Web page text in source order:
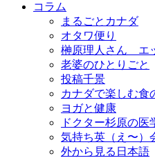
コラム
まるごとカナダ
オタワ便り
榊原理人さん エ
老婆のひとりごと
投稿千景
カナダで楽しむ食
ヨガと健康
ドクター杉原の医
気持ち英（え〜）
外から見る日本語